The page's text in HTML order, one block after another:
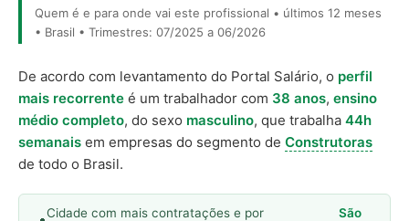
Quem é e para onde vai este profissional • últimos 12 meses
• Brasil • Trimestres: 07/2025 a 06/2026
De acordo com levantamento do Portal Salário, o perfil
mais recorrente é um trabalhador com 38 anos, ensino
médio completo, do sexo masculino, que trabalha 44h
semanais em empresas do segmento de Construtoras
de todo o Brasil.
Cidade com mais contratações e por
São